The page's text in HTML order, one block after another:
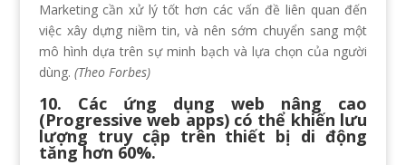
Marketing cần xử lý tốt hơn các vấn đề liên quan đến
việc xây dựng niềm tin, và nên sớm chuyển sang một
mô hình dựa trên sự minh bạch và lựa chọn của người
dùng. (Theo Forbes)
10. Các ứng dụng web nâng cao
(Progressive web apps) có thể khiến lưu
lượng truy cập trên thiết bị di động
tăng hơn 60%.